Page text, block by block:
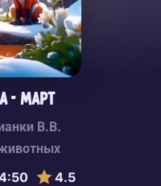
- Март
В.В.
4.5